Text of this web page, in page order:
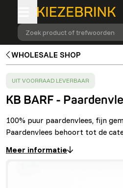
Zoek product of trefwoorden
WHOLESALE SHOP
SUCCESS:
UIT VOORRAAD LEVERBAAR
KB BARF -
100% puur paardenvlees, fijn
Paardenvlees behoort tot de
Meer informatie